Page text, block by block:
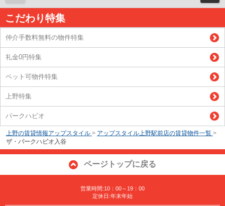
こだわり特集
仲介手数料無料の物件特集
礼金0円特集
ペット可物件特集
上野特集
パークハビオ
上野の賃貸情報アップスタイル > アップスタイル上野駅前店の賃貸物件一覧 >
ザ・パークハビオ入谷
ページトップに戻る
営業時間:10：00～19：00
定休日:年末年始